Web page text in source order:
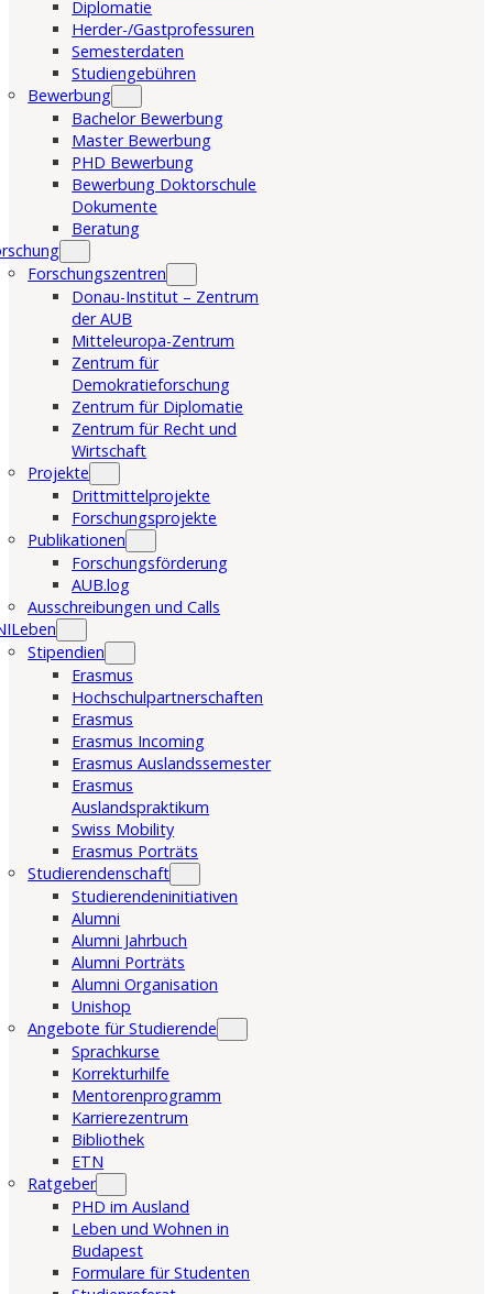
Diplomatie
Herder-/Gastprofessuren
Semesterdaten
Studiengebühren
Bewerbung
Bachelor Bewerbung
Master Bewerbung
PHD Bewerbung
Bewerbung Doktorschule
Dokumente
Beratung
Forschungszentren
Donau-Institut – Zentrum
der AUB
Mitteleuropa-Zentrum
Zentrum für
Demokratieforschung
Zentrum für Diplomatie
Zentrum für Recht und
Wirtschaft
Projekte
Drittmittelprojekte
Forschungsprojekte
Publikationen
Forschungsförderung
AUB.log
Ausschreibungen und Calls
Stipendien
Erasmus
Hochschulpartnerschaften
Erasmus
Erasmus Incoming
Erasmus Auslandssemester
Erasmus
Auslandspraktikum
Swiss Mobility
Erasmus Porträts
Studierendenschaft
Studierendeninitiativen
Alumni
Alumni Jahrbuch
Alumni Porträts
Alumni Organisation
Unishop
Angebote für Studierende
Sprachkurse
Korrekturhilfe
Mentorenprogramm
Karrierezentrum
Bibliothek
ETN
Ratgeber
PHD im Ausland
Leben und Wohnen in
Budapest
Formulare für Studenten